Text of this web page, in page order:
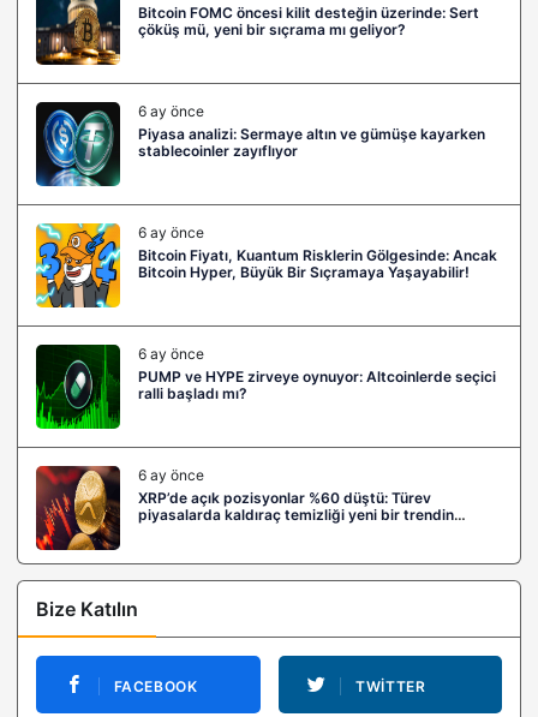
Bitcoin FOMC öncesi kilit desteğin üzerinde: Sert
çöküş mü, yeni bir sıçrama mı geliyor?
6 ay önce
Piyasa analizi: Sermaye altın ve gümüşe kayarken
stablecoinler zayıflıyor
6 ay önce
Bitcoin Fiyatı, Kuantum Risklerin Gölgesinde: Ancak
Bitcoin Hyper, Büyük Bir Sıçramaya Yaşayabilir!
6 ay önce
PUMP ve HYPE zirveye oynuyor: Altcoinlerde seçici
ralli başladı mı?
6 ay önce
XRP’de açık pozisyonlar %60 düştü: Türev
piyasalarda kaldıraç temizliği yeni bir trendin
Bize Katılın
FACEBOOK TWITTER